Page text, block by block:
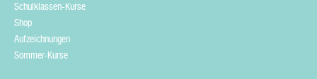
Schulklassen-Kurse
Shop
Aufzeichnungen
Sommer-Kurse